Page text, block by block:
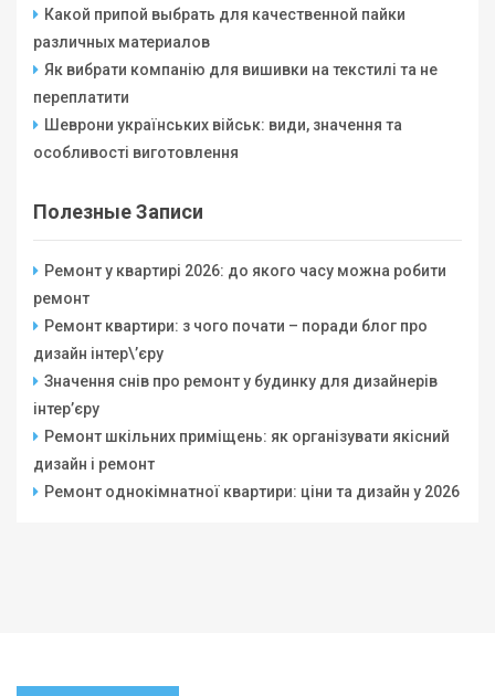
Какой припой выбрать для качественной пайки
различных материалов
Як вибрати компанію для вишивки на текстилі та не
переплатити
Шеврони українських військ: види, значення та
особливості виготовлення
Полезные Записи
Ремонт у квартирі 2026: до якого часу можна робити
ремонт
Ремонт квартири: з чого почати – поради блог про
дизайн інтер\’єру
Значення снів про ремонт у будинку для дизайнерів
інтер’єру
Ремонт шкільних приміщень: як організувати якісний
дизайн і ремонт
Ремонт однокімнатної квартири: ціни та дизайн у 2026